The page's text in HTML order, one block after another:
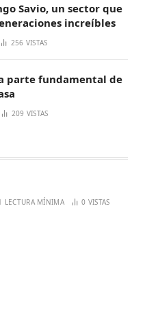
Savio, un sector que
increíbles
256 VISTAS
parte fundamental de
209 VISTAS
LECTURA MÍNIMA 0 VISTAS